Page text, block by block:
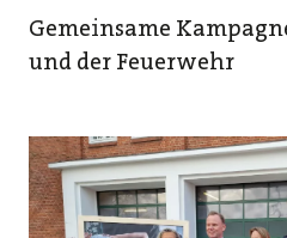
Gemeinsame
und der Feuerwehr